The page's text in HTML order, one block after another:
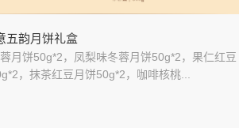
五韵月饼礼盒
月饼50g*2，凤梨味冬蓉月饼50g*2，果仁红豆
，抹茶红豆月饼50g*2，咖啡核桃...